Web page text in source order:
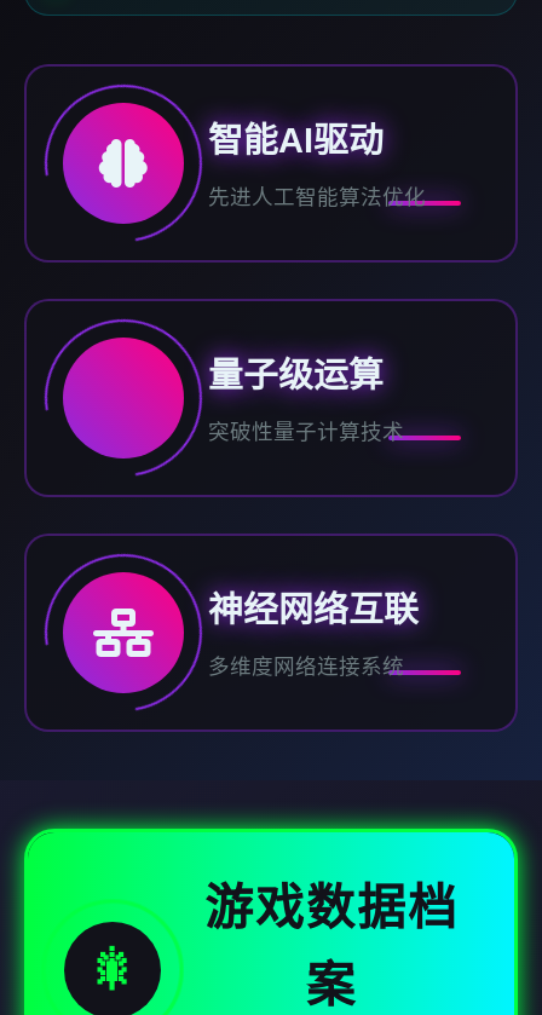
智能AI驱动
先进人工智能算法优化
量子级运算
突破性量子计算技术
神经网络互联
多维度网络连接系统
🎇
游戏数据档
案